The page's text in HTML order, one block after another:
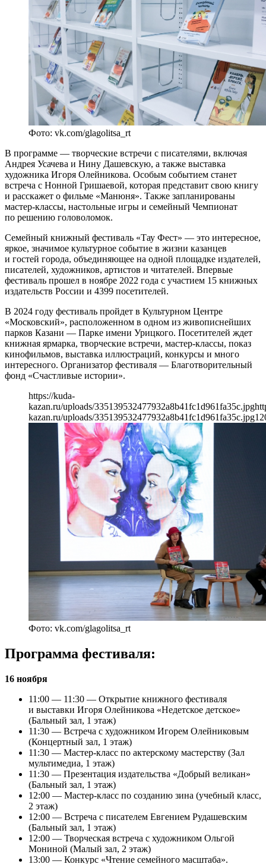
Фото: vk.com/glagolitsa_rt
В программе — творческие встречи с писателями, включая
Андрея Усачева и Нину Дашевскую, а также выставка
художника Игоря Олейникова. Особым событием станет
встреча с Нонной Гришаевой, которая представит свою книгу
и расскажет о фильме «Манюня». Также запланированы
мастер-классы, настольные игры и семейный Чемпионат
по решению головоломок.
Семейный книжный фестиваль «Тау Фест» — это интересное,
яркое, значимое культурное событие в жизни казанцев
и гостей города, объединяющее на одной площадке издателей,
писателей, художников, артистов и читателей. Впервые
фестиваль прошел в ноябре 2022 года с участием 15 книжных
издательств России и 4399 посетителей.
В 2024 году фестиваль пройдет в Культурном Центре
«Московский», расположенном в одном из живописнейших
парков Казани — Парке имени Урицкого. Посетителей ждет
книжная ярмарка, творческие встречи, мастер-классы, показ
кинофильмов, выставка иллюстраций, конкурсы и много
интересного. Организатор фестиваля — Благотворительный
фонд «Счастливые истории».
https://kuda-
kazan.ru/uploads/335139532477932a8b41fc1d961fa35c.jpg
kazan.ru/uploads/335139532477932a8b41fc1d961fa35c.jpg
Фото: vk.com/glagolitsa_rt
Программа фестиваля:
16 ноября
11:00 — 11:30 — Открытие книжного фестиваля
и выставки Игоря Олейникова «Недетское детское»
(Бальный зал, 1 этаж)
11:30 — Встреча с художником Игорем Олейниковым
(Концертный зал, 1 этаж)
11:30 — Мастер-класс по актерскому мастерству (Зал
мультимедиа, 1 этаж)
11:30 — Презентация издательства «Добрый великан»
(Бальный зал, 1 этаж)
12:00 — Мастер-класс по созданию зина (учебный класс,
2 этаж)
12:00 — Встреча с писателем Евгением Рудашевским
(Бальный зал, 1 этаж)
12:00 — Творческая встреча с художником Ольгой
Мониной (Малый зал, 2 этаж)
13:00 — Конкурс «Чтение семейного масштаба».